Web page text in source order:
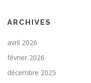
ARCHIVES
avril 2026
février 2026
décembre 2025